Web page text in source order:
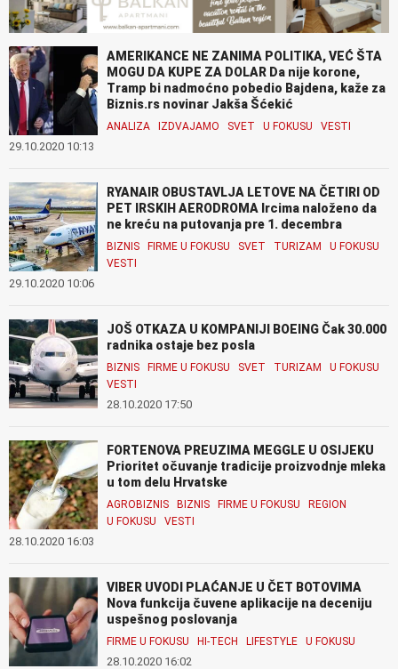
AMERIKANCE NE ZANIMA POLITIKA, VEĆ ŠTA
MOGU DA KUPE ZA DOLAR Da nije korone,
Tramp bi nadmoćno pobedio Bajdena, kaže za
Biznis.rs novinar Jakša Šćekić
ANALIZA IZDVAJAMO SVET U FOKUSU VESTI
29.10.2020 10:13
RYANAIR OBUSTAVLJA LETOVE NA ČETIRI OD
PET IRSKIH AERODROMA Ircima naloženo da
ne kreću na putovanja pre 1. decembra
BIZNIS FIRME U FOKUSU SVET TURIZAM
U FOKUSU
VESTI
29.10.2020 10:06
JOŠ OTKAZA U KOMPANIJI BOEING Čak 30.000
radnika ostaje bez posla
BIZNIS FIRME U FOKUSU SVET TURIZAM
U FOKUSU
VESTI
28.10.2020 17:50
FORTENOVA PREUZIMA MEGGLE U OSIJEKU
Prioritet očuvanje tradicije proizvodnje mleka
u tom delu Hrvatske
AGROBIZNIS BIZNIS FIRME U FOKUSU
REGION
U FOKUSU
VESTI
28.10.2020 16:03
VIBER UVODI PLAĆANJE U ČET BOTOVIMA
Nova funkcija čuvene aplikacije na deceniju
uspešnog poslovanja
FIRME U FOKUSU HI-TECH LIFESTYLE U FOKUSU
28.10.2020 16:02